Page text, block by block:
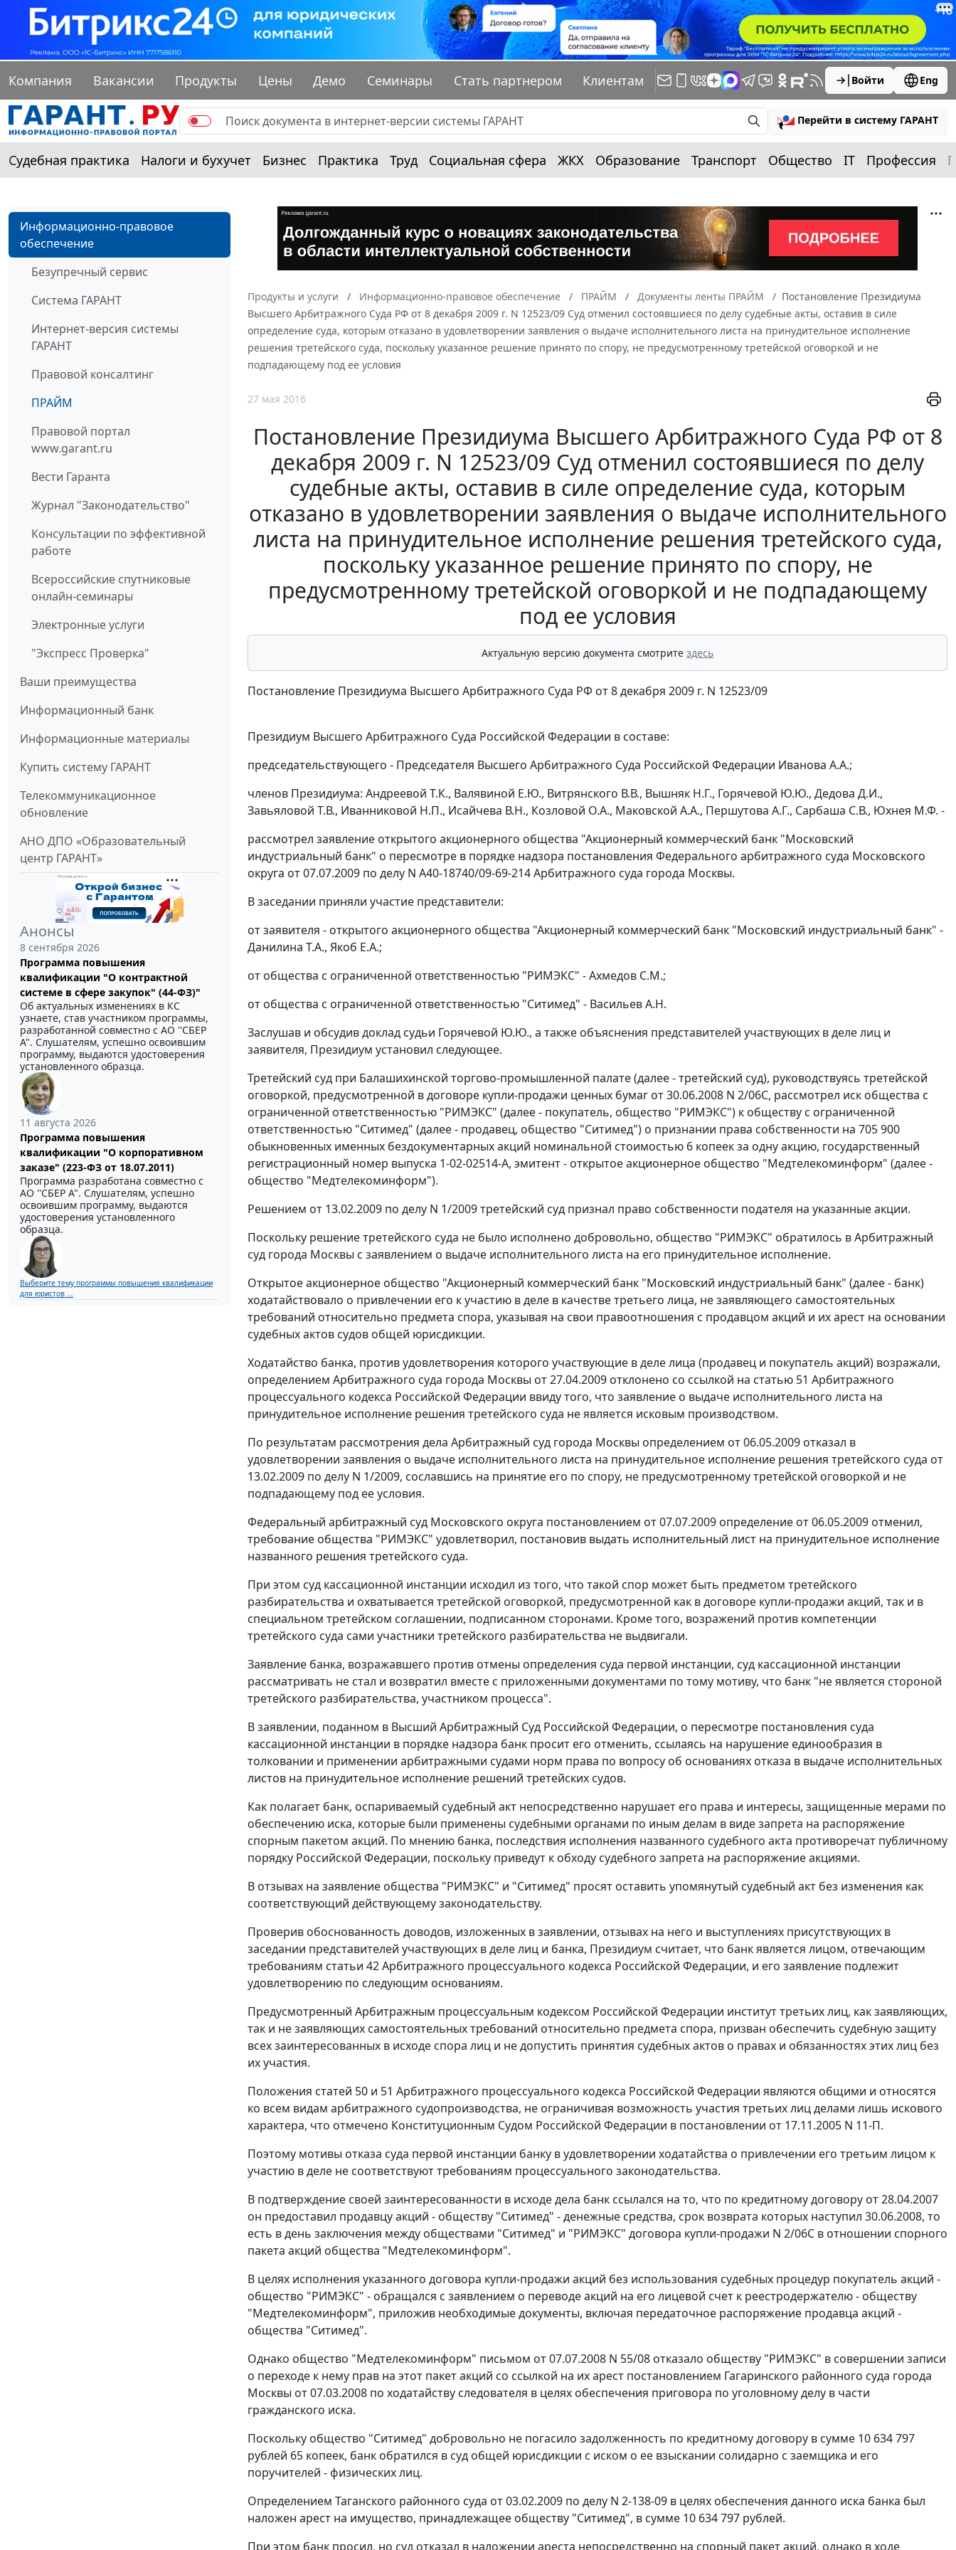
Компания Вакансии Продукты Цены Демо Семинары Стать партнером Клиентам Войти Eng
Перейти в систему ГАРАНТ
Судебная практика Налоги и бухучет Бизнес Практика Труд Социальная сфера ЖКХ Образование Транспорт Общество IT Профессия
Информационно-правовое
обеспечение
Безупречный сервис
Система ГАРАНТ
Интернет-версия системы
ГАРАНТ
Правовой консалтинг
ПРАЙМ
Правовой портал
www.garant.ru
Вести Гаранта
Журнал "Законодательство"
Консультации по эффективной
работе
Всероссийские спутниковые
онлайн-семинары
Электронные услуги
"Экспресс Проверка"
Ваши преимущества
Информационный банк
Информационные материалы
Купить систему ГАРАНТ
Телекоммуникационное
обновление
АНО ДПО «Образовательный
центр ГАРАНТ»
Анонсы
8 сентября 2026
Программа повышения
квалификации "О контрактной
системе в сфере закупок" (44-ФЗ)"
Об актуальных изменениях в КС
узнаете, став участником программы,
разработанной совместно с АО ''СБЕР
А". Слушателям, успешно освоившим
программу, выдаются удостоверения
установленного образца.
11 августа 2026
Программа повышения
квалификации "О корпоративном
заказе" (223-ФЗ от 18.07.2011)
Программа разработана совместно с
АО ''СБЕР А". Слушателям, успешно
освоившим программу, выдаются
удостоверения установленного
образца.
Выберите тему программы повышения квалификации
для юристов ...
Продукты и услуги Информационно-правовое обеспечение ПРАЙМ Документы ленты ПРАЙМ
Постановление Президиума
Высшего Арбитражного Суда РФ от 8 декабря 2009 г. N 12523/09 Суд отменил состоявшиеся по делу судебные акты, оставив в силе
определение суда, которым отказано в удовлетворении заявления о выдаче исполнительного листа на принудительное исполнение
решения третейского суда, поскольку указанное решение принято по спору, не предусмотренному третейской оговоркой и не
подпадающему под ее условия
27 мая 2016
Постановление Президиума Высшего Арбитражного Суда РФ от 8
декабря 2009 г. N 12523/09 Суд отменил состоявшиеся по делу
судебные акты, оставив в силе определение суда, которым
отказано в удовлетворении заявления о выдаче исполнительного
листа на принудительное исполнение решения третейского суда,
поскольку указанное решение принято по спору, не
предусмотренному третейской оговоркой и не подпадающему
под ее условия
Актуальную версию документа смотрите здесь
Постановление Президиума Высшего Арбитражного Суда РФ от 8 декабря 2009 г. N 12523/09
Президиум Высшего Арбитражного Суда Российской Федерации в составе:
председательствующего - Председателя Высшего Арбитражного Суда Российской Федерации Иванова А.А.;
членов Президиума: Андреевой Т.К., Валявиной Е.Ю., Витрянского В.В., Вышняк Н.Г., Горячевой Ю.Ю., Дедова Д.И.,
Завьяловой Т.В., Иванниковой Н.П., Исайчева В.Н., Козловой О.А., Маковской А.А., Першутова А.Г., Сарбаша С.В., Юхнея М.Ф. -
рассмотрел заявление открытого акционерного общества "Акционерный коммерческий банк "Московский
индустриальный банк" о пересмотре в порядке надзора постановления Федерального арбитражного суда Московского
округа от 07.07.2009 по делу N А40-18740/09-69-214 Арбитражного суда города Москвы.
В заседании приняли участие представители:
от заявителя - открытого акционерного общества "Акционерный коммерческий банк "Московский индустриальный банк" -
Данилина Т.А., Якоб Е.А.;
от общества с ограниченной ответственностью "РИМЭКС" - Ахмедов С.М.;
от общества с ограниченной ответственностью "Ситимед" - Васильев А.Н.
Заслушав и обсудив доклад судьи Горячевой Ю.Ю., а также объяснения представителей участвующих в деле лиц и
заявителя, Президиум установил следующее.
Третейский суд при Балашихинской торгово-промышленной палате (далее - третейский суд), руководствуясь третейской
оговоркой, предусмотренной в договоре купли-продажи ценных бумаг от 30.06.2008 N 2/06С, рассмотрел иск общества с
ограниченной ответственностью "РИМЭКС" (далее - покупатель, общество "РИМЭКС") к обществу с ограниченной
ответственностью "Ситимед" (далее - продавец, общество "Ситимед") о признании права собственности на 705 900
обыкновенных именных бездокументарных акций номинальной стоимостью 6 копеек за одну акцию, государственный
регистрационный номер выпуска 1-02-02514-А, эмитент - открытое акционерное общество "Медтелекоминформ" (далее -
общество "Медтелекоминформ").
Решением от 13.02.2009 по делу N 1/2009 третейский суд признал право собственности подателя на указанные акции.
Поскольку решение третейского суда не было исполнено добровольно, общество "РИМЭКС" обратилось в Арбитражный
суд города Москвы с заявлением о выдаче исполнительного листа на его принудительное исполнение.
Открытое акционерное общество "Акционерный коммерческий банк "Московский индустриальный банк" (далее - банк)
ходатайствовало о привлечении его к участию в деле в качестве третьего лица, не заявляющего самостоятельных
требований относительно предмета спора, указывая на свои правоотношения с продавцом акций и их арест на основании
судебных актов судов общей юрисдикции.
Ходатайство банка, против удовлетворения которого участвующие в деле лица (продавец и покупатель акций) возражали,
определением Арбитражного суда города Москвы от 27.04.2009 отклонено со ссылкой на статью 51 Арбитражного
процессуального кодекса Российской Федерации ввиду того, что заявление о выдаче исполнительного листа на
принудительное исполнение решения третейского суда не является исковым производством.
По результатам рассмотрения дела Арбитражный суд города Москвы определением от 06.05.2009 отказал в
удовлетворении заявления о выдаче исполнительного листа на принудительное исполнение решения третейского суда от
13.02.2009 по делу N 1/2009, сославшись на принятие его по спору, не предусмотренному третейской оговоркой и не
подпадающему под ее условия.
Федеральный арбитражный суд Московского округа постановлением от 07.07.2009 определение от 06.05.2009 отменил,
требование общества "РИМЭКС" удовлетворил, постановив выдать исполнительный лист на принудительное исполнение
названного решения третейского суда.
При этом суд кассационной инстанции исходил из того, что такой спор может быть предметом третейского
разбирательства и охватывается третейской оговоркой, предусмотренной как в договоре купли-продажи акций, так и в
специальном третейском соглашении, подписанном сторонами. Кроме того, возражений против компетенции
третейского суда сами участники третейского разбирательства не выдвигали.
Заявление банка, возражавшего против отмены определения суда первой инстанции, суд кассационной инстанции
рассматривать не стал и возвратил вместе с приложенными документами по тому мотиву, что банк "не является стороной
третейского разбирательства, участником процесса".
В заявлении, поданном в Высший Арбитражный Суд Российской Федерации, о пересмотре постановления суда
кассационной инстанции в порядке надзора банк просит его отменить, ссылаясь на нарушение единообразия в
толковании и применении арбитражными судами норм права по вопросу об основаниях отказа в выдаче исполнительных
листов на принудительное исполнение решений третейских судов.
Как полагает банк, оспариваемый судебный акт непосредственно нарушает его права и интересы, защищенные мерами по
обеспечению иска, которые были применены судебными органами по иным делам в виде запрета на распоряжение
спорным пакетом акций. По мнению банка, последствия исполнения названного судебного акта противоречат публичному
порядку Российской Федерации, поскольку приведут к обходу судебного запрета на распоряжение акциями.
В отзывах на заявление общества "РИМЭКС" и "Ситимед" просят оставить упомянутый судебный акт без изменения как
соответствующий действующему законодательству.
Проверив обоснованность доводов, изложенных в заявлении, отзывах на него и выступлениях присутствующих в
заседании представителей участвующих в деле лиц и банка, Президиум считает, что банк является лицом, отвечающим
требованиям статьи 42Арбитражного процессуального кодекса Российской Федерации, и его заявление подлежит
удовлетворению по следующим основаниям.
Предусмотренный Арбитражным процессуальным кодексом Российской Федерации институт третьих лиц, как заявляющих,
так и не заявляющих самостоятельных требований относительно предмета спора, призван обеспечить судебную защиту
всех заинтересованных в исходе спора лиц и не допустить принятия судебных актов о правах и обязанностях этих лиц без
их участия.
Положения статей 50 и 51 Арбитражного процессуального кодекса Российской Федерации являются общими и относятся
ко всем видам арбитражного судопроизводства, не ограничивая возможность участия третьих лиц делами лишь искового
характера, что отмечено Конституционным Судом Российской Федерации в постановлении от 17.11.2005 N 11-П.
Поэтому мотивы отказа суда первой инстанции банку в удовлетворении ходатайства о привлечении его третьим лицом к
участию в деле не соответствуют требованиям процессуального законодательства.
В подтверждение своей заинтересованности в исходе дела банк ссылался на то, что по кредитному договору от 28.04.2007
он предоставил продавцу акций - обществу "Ситимед" - денежные средства, срок возврата которых наступил 30.06.2008, то
есть в день заключения между обществами "Ситимед" и "РИМЭКС" договора купли-продажи N 2/06С в отношении спорного
пакета акций общества "Медтелекоминформ".
В целях исполнения указанного договора купли-продажи акций без использования судебных процедур покупатель акций -
общество "РИМЭКС" - обращался с заявлением о переводе акций на его лицевой счет к реестродержателю - обществу
"Медтелекоминформ", приложив необходимые документы, включая передаточное распоряжение продавца акций -
общества "Ситимед".
Однако общество "Медтелекоминформ" письмом от 07.07.2008 N 55/08 отказало обществу "РИМЭКС" в совершении записи
о переходе к нему прав на этот пакет акций со ссылкой на их арест постановлением Гагаринского районного суда города
Москвы от 07.03.2008 по ходатайству следователя в целях обеспечения приговора по уголовному делу в части
гражданского иска.
Поскольку общество "Ситимед" добровольно не погасило задолженность по кредитному договору в сумме 10 634 797
рублей 65 копеек, банк обратился в суд общей юрисдикции с иском о ее взыскании солидарно с заемщика и его
поручителей - физических лиц.
Определением Таганского районного суда от 03.02.2009 по делу N 2-138-09 в целях обеспечения данного иска банка был
наложен арест на имущество, принадлежащее обществу "Ситимед", в сумме 10 634 797 рублей.
При этом банк просил, но суд отказал в наложении ареста непосредственно на спорный пакет акций, однако в ходе